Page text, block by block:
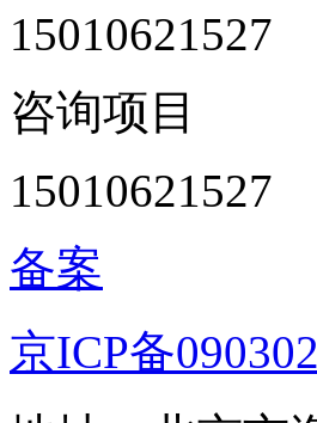
15010621527
咨询项目
15010621527
备案
京ICP备